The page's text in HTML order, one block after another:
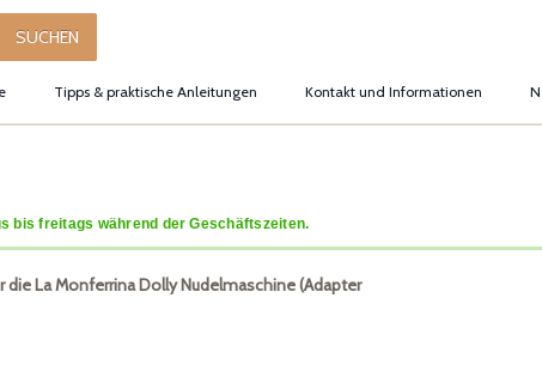
SUCHEN
Tipps & praktische Anleitungen Kontakt und Informationen
bis freitags während der Geschäftszeiten.
die La Monferrina Dolly Nudelmaschine (Adapter